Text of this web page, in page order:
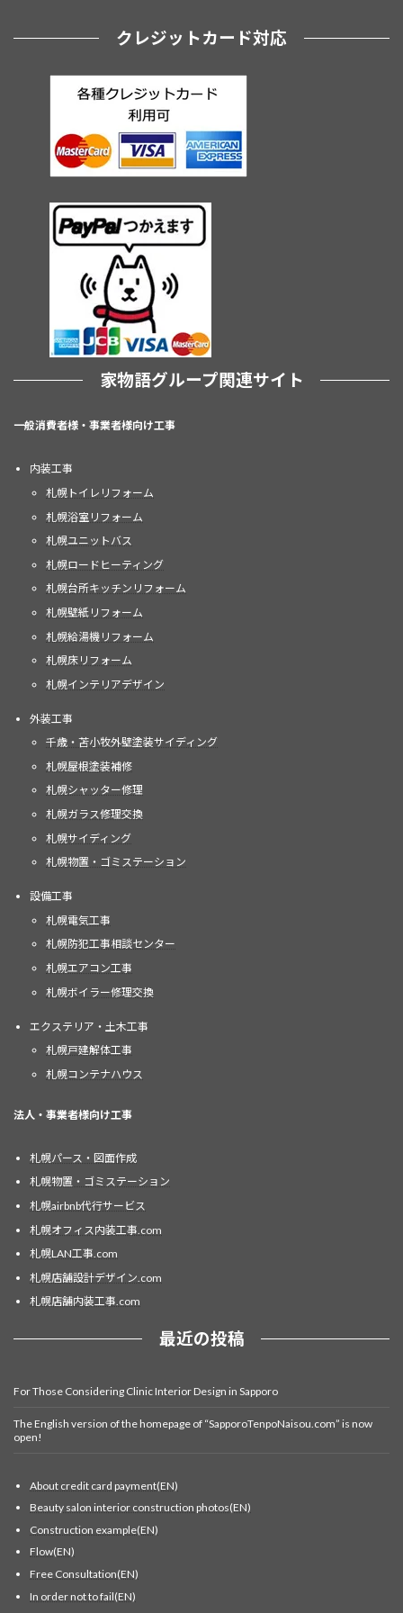
クレジットカード対応
家物語グループ関連サイト
一般消費者様・事業者様向け工事
内装工事
札幌トイレリフォーム
札幌浴室リフォーム
札幌ユニットバス
札幌ロードヒーティング
札幌台所キッチンリフォーム
札幌壁紙リフォーム
札幌給湯機リフォーム
札幌床リフォーム
札幌インテリアデザイン
外装工事
千歳・苫小牧外壁塗装サイディング
札幌屋根塗装補修
札幌シャッター修理
札幌ガラス修理交換
札幌サイディング
札幌物置・ゴミステーション
設備工事
札幌電気工事
札幌防犯工事相談センター
札幌エアコン工事
札幌ボイラー修理交換
エクステリア・土木工事
札幌戸建解体工事
札幌コンテナハウス
法人・事業者様向け工事
札幌パース・図面作成
札幌物置・ゴミステーション
札幌airbnb代行サービス
札幌オフィス内装工事.com
札幌LAN工事.com
札幌店舗設計デザイン.com
札幌店舗内装工事.com
最近の投稿
For Those Considering Clinic Interior Design in Sapporo
The English version of the homepage of “SapporoTenpoNaisou.com” is now
open!
About credit card payment(EN)
Beauty salon interior construction photos(EN)
Construction example(EN)
Flow(EN)
Free Consultation(EN)
In order not to fail(EN)